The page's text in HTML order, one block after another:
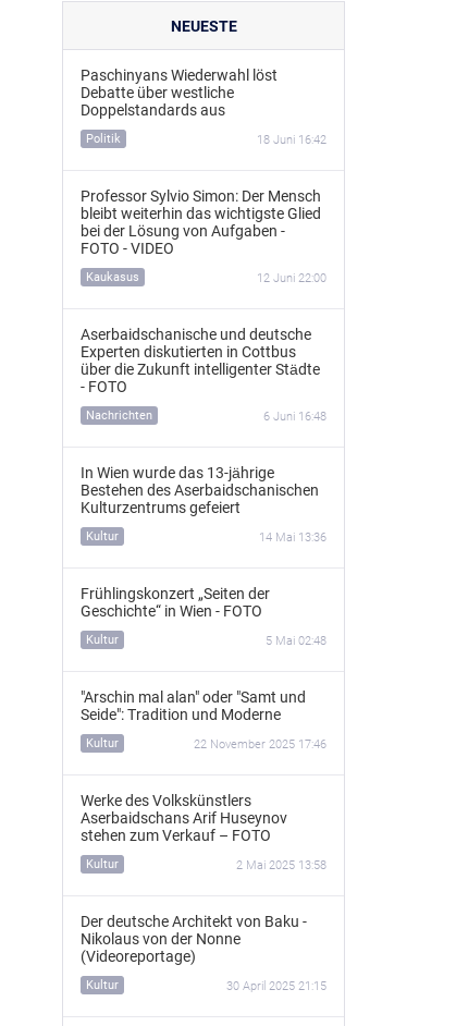
NEUESTE
Paschinyans Wiederwahl löst
Debatte über westliche
Doppelstandards aus
Politik 18 Juni 16:42
Professor Sylvio Simon: Der Mensch
bleibt weiterhin das wichtigste Glied
bei der Lösung von Aufgaben -
FOTO - VIDEO
Kaukasus 12 Juni 22:00
Aserbaidschanische und deutsche
Experten diskutierten in Cottbus
über die Zukunft intelligenter Städte
- FOTO
Nachrichten 6 Juni 16:48
In Wien wurde das 13‑jährige
Bestehen des Aserbaidschanischen
Kulturzentrums gefeiert
Kultur 14 Mai 13:36
Frühlingskonzert „Seiten der
Geschichte“ in Wien - FOTO
Kultur 5 Mai 02:48
"Arschin mal alan" oder "Samt und
Seide": Tradition und Moderne
Kultur 22 November 2025 17:46
Werke des Volkskünstlers
Aserbaidschans Arif Huseynov
stehen zum Verkauf – FOTO
Kultur 2 Mai 2025 13:58
Der deutsche Architekt von Baku -
Nikolaus von der Nonne
(Videoreportage)
Kultur 30 April 2025 21:15